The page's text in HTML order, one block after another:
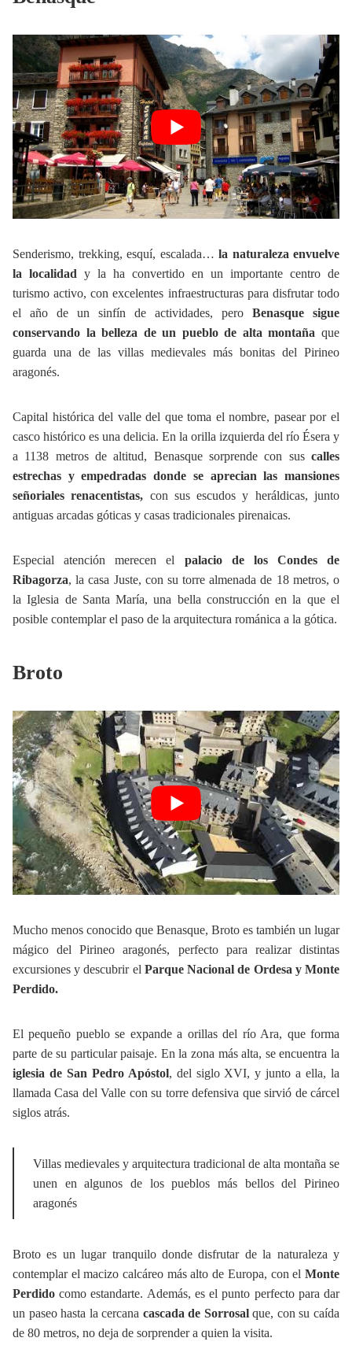
Senderismo, trekking, esquí, escalada… la naturaleza envuelve
la localidad y la ha convertido en un importante centro de
turismo activo, con excelentes infraestructuras para disfrutar todo
el año de un sinfín de actividades, pero Benasque sigue
conservando la belleza de un pueblo de alta montaña que
guarda una de las villas medievales más bonitas del Pirineo
aragonés.
Capital histórica del valle del que toma el nombre, pasear por el
casco histórico es una delicia. En la orilla izquierda del río Ésera y
a 1138 metros de altitud, Benasque sorprende con sus calles
estrechas y empedradas donde se aprecian las mansiones
señoriales renacentistas, con sus escudos y heráldicas, junto
antiguas arcadas góticas y casas tradicionales pirenaicas.
Especial atención merecen el palacio de los Condes de
Ribagorza, la casa Juste, con su torre almenada de 18 metros, o
la Iglesia de Santa María, una bella construcción en la que el
posible contemplar el paso de la arquitectura románica a la gótica.
Broto
Mucho menos conocido que Benasque, Broto es también un lugar
mágico del Pirineo aragonés, perfecto para realizar distintas
excursiones y descubrir el Parque Nacional de Ordesa y Monte
Perdido.
El pequeño pueblo se expande a orillas del río Ara, que forma
parte de su particular paisaje. En la zona más alta, se encuentra la
iglesia de San Pedro Apóstol, del siglo XVI, y junto a ella, la
llamada Casa del Valle con su torre defensiva que sirvió de cárcel
siglos atrás.
Villas medievales y arquitectura tradicional de alta montaña se
unen en algunos de los pueblos más bellos del Pirineo
aragonés
Broto es un lugar tranquilo donde disfrutar de la naturaleza y
contemplar el macizo calcáreo más alto de Europa, con el Monte
Perdido como estandarte. Además, es el punto perfecto para dar
un paseo hasta la cercana cascada de Sorrosalque, con su caída
de 80 metros, no deja de sorprender a quien la visita.